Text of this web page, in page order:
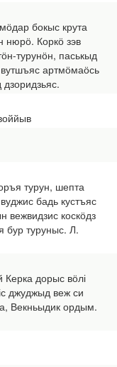
бокыс крута
нюрӧ. Коркӧ зэв
турунӧн, паськыд
артмӧмаӧсь
турун, шепта
бадь кустъяс
вежвидзис коскӧдз
бур туруныс. Л.
дорыс вӧлі
джуджыд веж си
Векньыдик ордым.